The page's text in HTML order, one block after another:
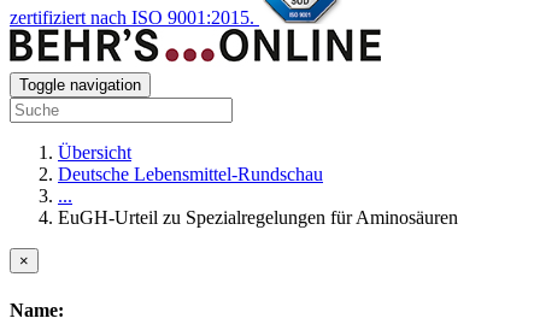
zertifiziert nach ISO 9001:2015.
Toggle navigation
Übersicht
Deutsche Lebensmittel-Rundschau
...
EuGH-Urteil zu Spezialregelungen für Aminosäuren
×
Name: